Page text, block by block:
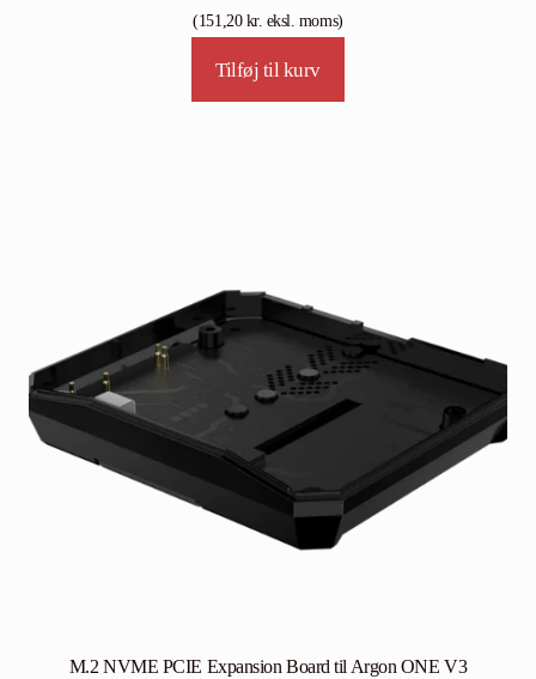
(151,20kr. eksl. moms)
Tilføj til kurv
M.2 NVME PCIE Expansion Board til Argon ONE V3